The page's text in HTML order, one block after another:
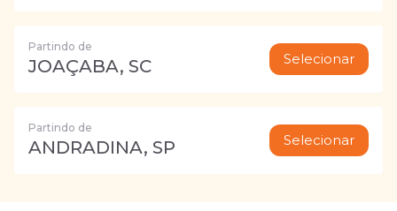
Partindo de
JOAÇABA, SC Selecionar
Partindo de
ANDRADINA, SP Selecionar